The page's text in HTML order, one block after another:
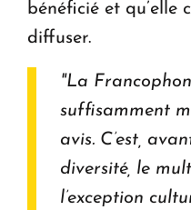
bénéficié et
diffuser.
"La
suffisamment
avis. C’est,
diversité, le
l’exception